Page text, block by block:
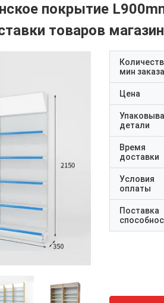
покрытие
товаров
мин заказа
Цена
детали
Время
доставки
Условия
оплаты
Поставка